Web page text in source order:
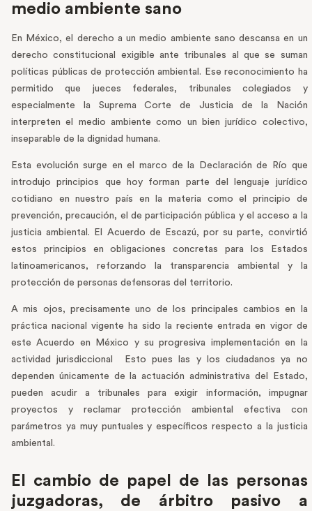
medio ambiente sano
En México, el derecho a un medio ambiente sano descansa en un
derecho constitucional exigible ante tribunales al que se suman
políticas públicas de protección ambiental. Ese reconocimiento ha
permitido que jueces federales, tribunales colegiados y
especialmente la Suprema Corte de Justicia de la Nación
interpreten el medio ambiente como un bien jurídico colectivo,
inseparable de la dignidad humana.
Esta evolución surge en el marco de la Declaración de Río que
introdujo principios que hoy forman parte del lenguaje jurídico
cotidiano en nuestro país en la materia como el principio de
prevención, precaución, el de participación pública y el acceso a la
justicia ambiental. El Acuerdo de Escazú, por su parte, convirtió
estos principios en obligaciones concretas para los Estados
latinoamericanos, reforzando la transparencia ambiental y la
protección de personas defensoras del territorio.
A mis ojos, precisamente uno de los principales cambios en la
práctica nacional vigente ha sido la reciente entrada en vigor de
este Acuerdo en México y su progresiva implementación en la
actividad jurisdiccional Esto pues las y los ciudadanos ya no
dependen únicamente de la actuación administrativa del Estado,
pueden acudir a tribunales para exigir información, impugnar
proyectos y reclamar protección ambiental efectiva con
parámetros ya muy puntuales y específicos respecto a la justicia
ambiental.
El cambio de papel de las personas
juzgadoras, de árbitro pasivo a